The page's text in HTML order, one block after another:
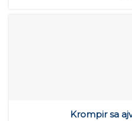
Krompir sa